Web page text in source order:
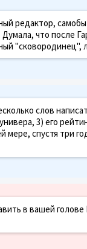
редактор,
что после
"сковородинец",
слов
3) его
мере, спустя три
в вашей